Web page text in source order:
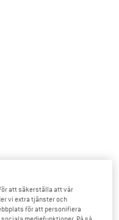
3XL 4XL 5XL
att säkerställa att vår
vi extra tjänster och
för att personifiera